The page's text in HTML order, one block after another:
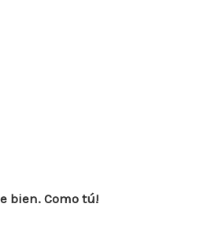
bien. Como tú!